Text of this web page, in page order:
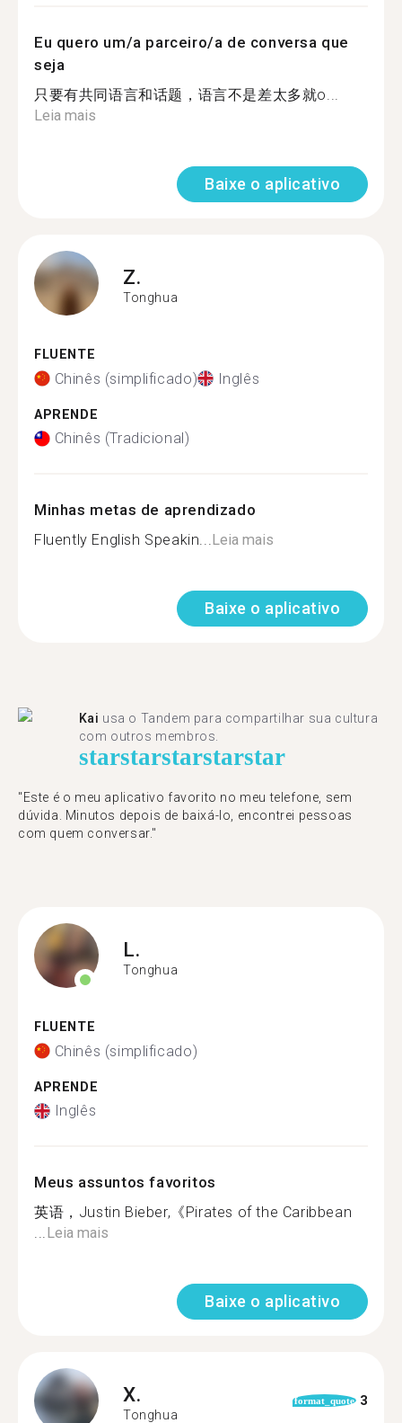
Eu quero um/a parceiro/a de conversa que
seja
只要有共同语言和话题，语言不是差太多就o...
Leia mais
Baixe o aplicativo
Z.
Tonghua
FLUENTE
Chinês (simplificado) Inglês
APRENDE
Chinês (Tradicional)
Minhas metas de aprendizado
Fluently English Speakin...Leia mais
Baixe o aplicativo
Kai usa o Tandem para compartilhar sua cultura
com outros membros.
starstarstarstarstar
"Este é o meu aplicativo favorito no meu telefone, sem
dúvida. Minutos depois de baixá-lo, encontrei pessoas
com quem conversar."
L.
Tonghua
FLUENTE
Chinês (simplificado)
APRENDE
Inglês
Meus assuntos favoritos
英语，Justin Bieber,《Pirates of the Caribbean
...Leia mais
Baixe o aplicativo
X.
Tonghua
format_quote 3